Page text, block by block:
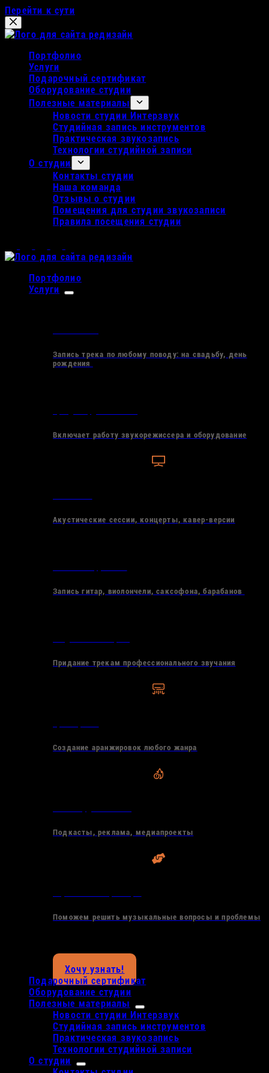
Перейти к сути
Портфолио
Услуги
Подарочный сертификат
Оборудование студии
Полезные материалы
Новости студии Интерзвук
Студийная запись инструментов
Практическая звукозапись
Технологии студийной записи
О студии
Контакты студии
Наша команда
Отзывы о студии
Помещения для студии звукозаписи
Правила посещения студии
Портфолио
Услуги
Запись трека по любому поводу: на свадьбу, день
рождения
Включает работу звукорежиссера и оборудование
Акустические сессии, концерты, кавер-версии
Запись гитар, виолончели, саксофона, барабанов
Придание трекам профессионального звучания
Создание аранжировок любого жанра
Подкасты, реклама, медиапроекты
Поможем решить музыкальные вопросы и проблемы
Хочу узнать!
Подарочный сертификат
Оборудование студии
Полезные материалы
Новости студии Интерзвук
Студийная запись инструментов
Практическая звукозапись
Технологии студийной записи
О студии